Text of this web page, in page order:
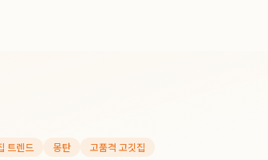
트렌드 몽탄 고품격 고깃집